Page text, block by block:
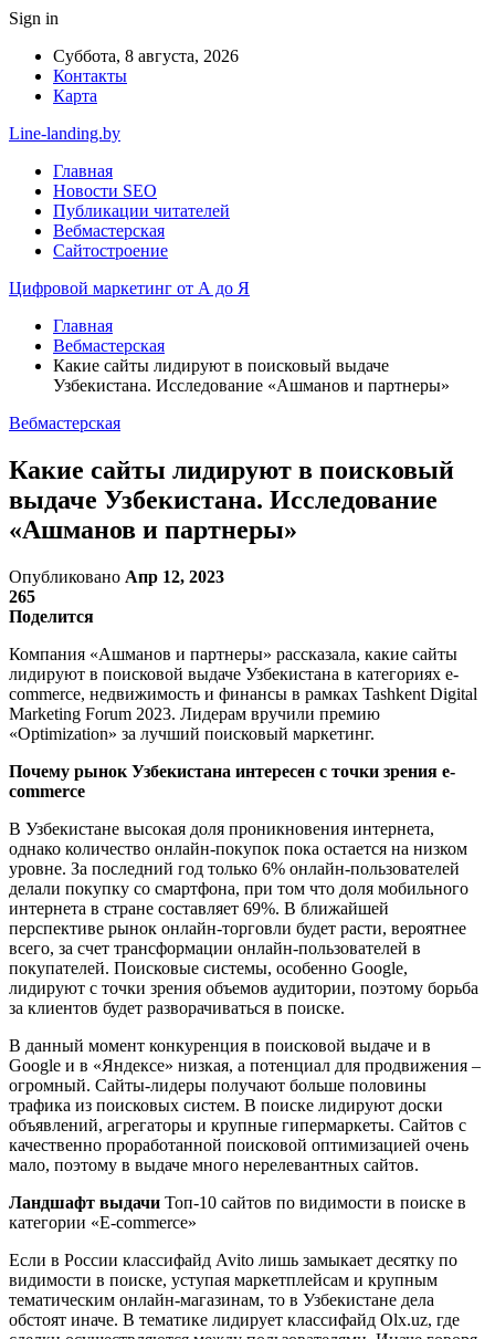
Sign in
Суббота, 8 августа, 2026
Контакты
Карта
Line-landing.by
Главная
Новости SEO
Публикации читателей
Вебмастерская
Сайтостроение
Цифровой маркетинг от А до Я
Главная
Вебмастерская
Какие сайты лидируют в поисковый выдаче
Узбекистана. Исследование «Ашманов и партнеры»
Вебмастерская
Какие сайты лидируют в поисковый
выдаче Узбекистана. Исследование
«Ашманов и партнеры»
Опубликовано Апр 12, 2023
265
Поделится
Компания «Ашманов и партнеры» рассказала, какие сайты
лидируют в поисковой выдаче Узбекистана в категориях e-
commerce, недвижимость и финансы в рамках Tashkent Digital
Marketing Forum 2023. Лидерам вручили премию
«Optimization» за лучший поисковый маркетинг.
Почему рынок Узбекистана интересен с точки зрения e-
commerce
В Узбекистане высокая доля проникновения интернета,
однако количество онлайн-покупок пока остается на низком
уровне. За последний год только 6% онлайн-пользователей
делали покупку со смартфона, при том что доля мобильного
интернета в стране составляет 69%. В ближайшей
перспективе рынок онлайн-торговли будет расти, вероятнее
всего, за счет трансформации онлайн-пользователей в
покупателей. Поисковые системы, особенно Google,
лидируют с точки зрения объемов аудитории, поэтому борьба
за клиентов будет разворачиваться в поиске.
В данный момент конкуренция в поисковой выдаче и в
Google и в «Яндексе» низкая, а потенциал для продвижения –
огромный. Сайты-лидеры получают больше половины
трафика из поисковых систем. В поиске лидируют доски
объявлений, агрегаторы и крупные гипермаркеты. Сайтов с
качественно проработанной поисковой оптимизацией очень
мало, поэтому в выдаче много нерелевантных сайтов.
Ландшафт выдачи Топ-10 сайтов по видимости в поиске в
категории «E-commerce»
Если в России классифайд Avito лишь замыкает десятку по
видимости в поиске, уступая маркетплейсам и крупным
тематическим онлайн-магазинам, то в Узбекистане дела
обстоят иначе. В тематике лидирует классифайд Olx.uz, где